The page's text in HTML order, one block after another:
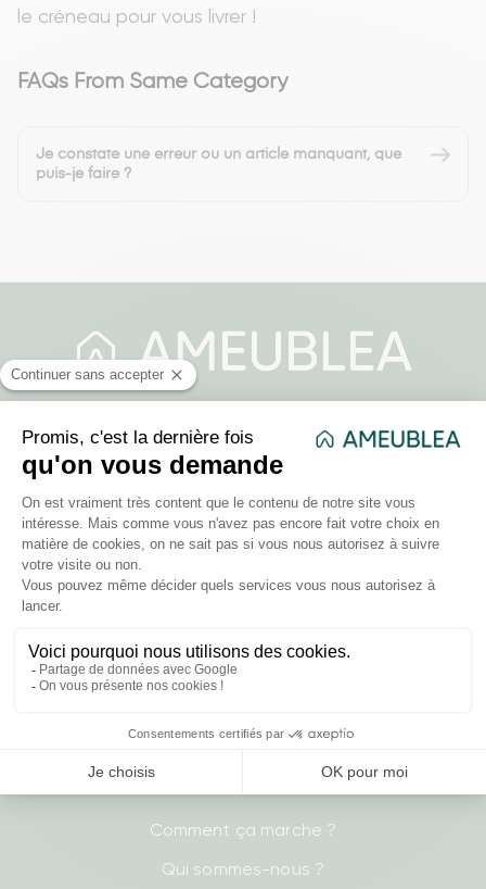
le créneau pour vous livrer !
FAQs From Same Category
Je constate une erreur ou un article manquant, que
puis-je faire ?
178 rue d'Alger, Roubaix, Hauts-de-France
France
03 20 37 87 66
- Lundi : 8h30-17h
- Mardi : 8h30-17h
- Vendredi : 8h30-17h
Comment ça marche ?
Qui sommes-nous ?